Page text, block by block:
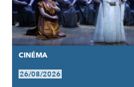
CINÉMA
26/08/2026